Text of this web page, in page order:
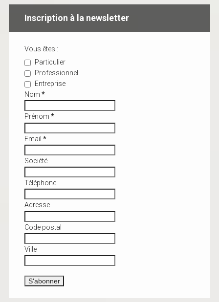
Inscription à la newsletter
Vous êtes :
Particulier
Professionnel
Entreprise
Nom *
Prénom *
Email *
Société
Téléphone
Adresse
Code postal
Ville